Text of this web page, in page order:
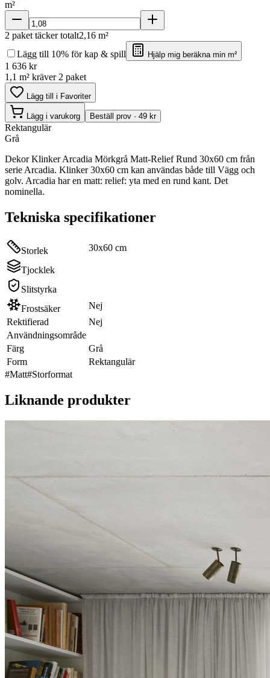
m²
2 paket täcker totalt2,16 m²
Lägg till 10% för kap & spill
Hjälp mig beräkna min m²
1 636 kr
1,1 m² kräver 2 paket
Lägg till i Favoriter
Lägg i varukorg Beställ prov · 49 kr
Rektangulär
Grå
Dekor Klinker Arcadia Mörkgrå Matt-Relief Rund 30x60 cm från
serie Arcadia. Klinker 30x60 cm kan användas både till Vägg och
golv. Arcadia har en matt: relief: yta med en rund kant. Det
nominella.
Tekniska specifikationer
Storlek 30x60 cm
Tjocklek
Slitstyrka
Frostsäker
Nej
Rektifierad
Nej
Användningsområde
Färg
Grå
Form
Rektangulär
#Matt#Storformat
Liknande produkter